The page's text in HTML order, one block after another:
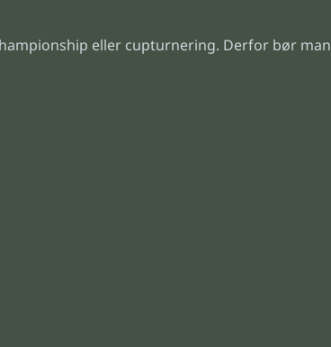
eller cupturnering. Derfor bør